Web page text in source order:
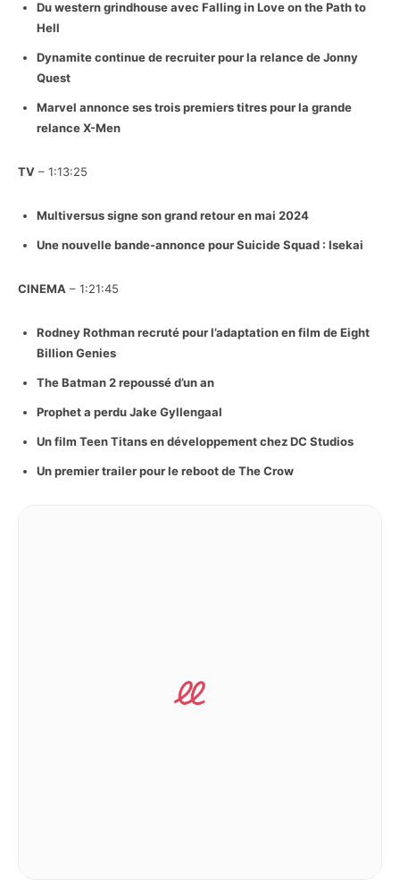
Du western grindhouse avec Falling in Love on the Path to
Hell
Dynamite continue de recruiter pour la relance de Jonny
Quest
Marvel annonce ses trois premiers titres pour la grande
relance X-Men
TV – 1:13:25
Multiversus signe son grand retour en mai 2024
Une nouvelle bande-annonce pour Suicide Squad : Isekai
CINEMA – 1:21:45
Rodney Rothman recruté pour l’adaptation en film de Eight
Billion Genies
The Batman 2 repoussé d’un an
Prophet a perdu Jake Gyllengaal
Un film Teen Titans en développement chez DC Studios
Un premier trailer pour le reboot de The Crow